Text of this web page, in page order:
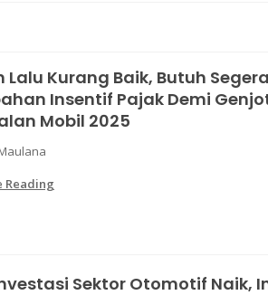
Lalu Kurang Baik, Butuh Segera
Insentif Pajak Demi
Mobil 2025
Reading
Sektor Otomotif Naik,